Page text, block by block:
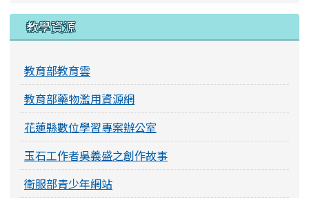
教學資源
教育部教育雲
教育部藥物濫用資源網
花蓮縣數位學習專案辦公室
玉石工作者吳義盛之創作故事
衛服部青少年網站